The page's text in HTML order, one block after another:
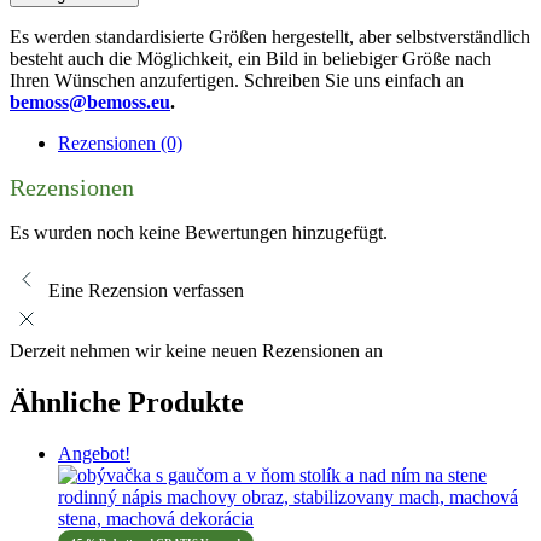
Es werden standardisierte Größen hergestellt, aber selbstverständlich
besteht auch die Möglichkeit, ein Bild in beliebiger Größe nach
Ihren Wünschen anzufertigen. Schreiben Sie uns einfach an
bemoss@bemoss.eu.
Rezensionen (0)
Rezensionen
Es wurden noch keine Bewertungen hinzugefügt.
Eine Rezension verfassen
Derzeit nehmen wir keine neuen Rezensionen an
Ähnliche Produkte
Angebot!